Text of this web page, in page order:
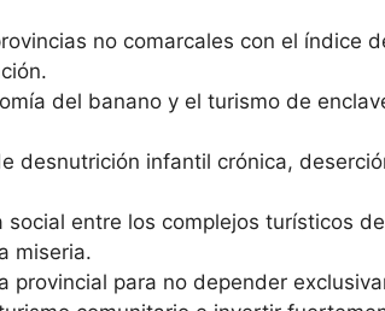
no comarcales con el índice
del banano y el turismo de
desnutrición infantil crónica,
entre los complejos turísticos
miseria.
provincial para no depender